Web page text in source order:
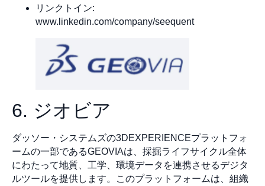
リンクトイン:
www.linkedin.com/company/seequent
6. ジオビア
ダッソー・システムズの3DEXPERIENCEプラットフォ
ームの一部であるGEOVIAは、採掘ライフサイクル全体
にわたって地質、工学、環境データを連携させるデジタ
ルツールを提供します。このプラットフォームは、組織